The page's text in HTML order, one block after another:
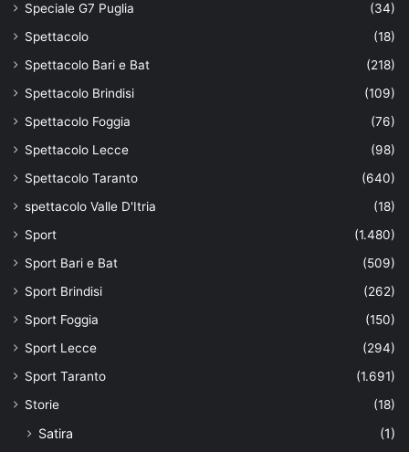
Speciale G7 Puglia
(34)
Spettacolo
(18)
Spettacolo Bari e Bat
(218)
Spettacolo Brindisi
(109)
Spettacolo Foggia
(76)
Spettacolo Lecce
(98)
Spettacolo Taranto
(640)
spettacolo Valle D'Itria
(18)
Sport
(1.480)
Sport Bari e Bat
(509)
Sport Brindisi
(262)
Sport Foggia
(150)
Sport Lecce
(294)
Sport Taranto
(1.691)
Storie
(18)
Satira (1)